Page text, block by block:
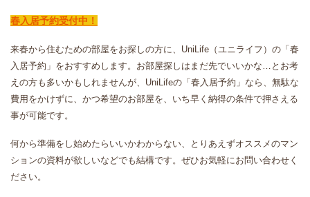
春入居予約受付中！
来春から住むための部屋をお探しの方に、UniLife（ユニライフ）の「春
入居予約」をおすすめします。お部屋探しはまだ先でいいかな…とお考
えの方も多いかもしれませんが、UniLifeの「春入居予約」なら、無駄な
費用をかけずに、かつ希望のお部屋を、いち早く納得の条件で押さえる
事が可能です。
何から準備をし始めたらいいかわからない、とりあえずオススメのマン
ションの資料が欲しいなどでも結構です。ぜひお気軽にお問い合わせく
ださい。